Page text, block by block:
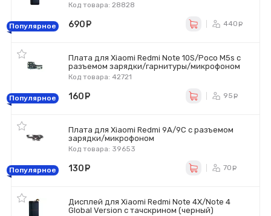
Код товара: 28828
Популярное 690 440
Плата для Xiaomi Redmi Note 10S/Poco M5s с
разъемом зарядки/гарнитуры/микрофоном
Код товара: 42721
Популярное 160 95
Плата для Xiaomi Redmi 9A/9C с разъемом
зарядки/микрофоном
Код товара: 39653
Популярное 130 70
Дисплей для Xiaomi Redmi Note 4X/Note 4
Global Version с тачскрином (черный)